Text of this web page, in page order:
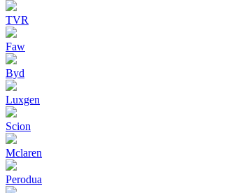
TVR
Faw
Byd
Luxgen
Scion
Mclaren
Perodua